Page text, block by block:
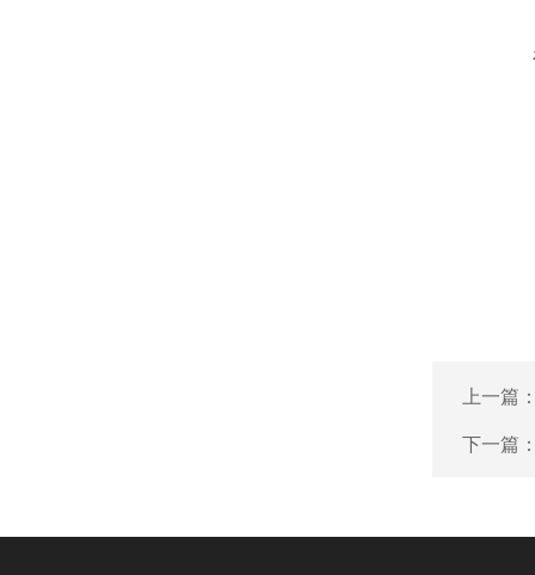
上一篇
下一篇